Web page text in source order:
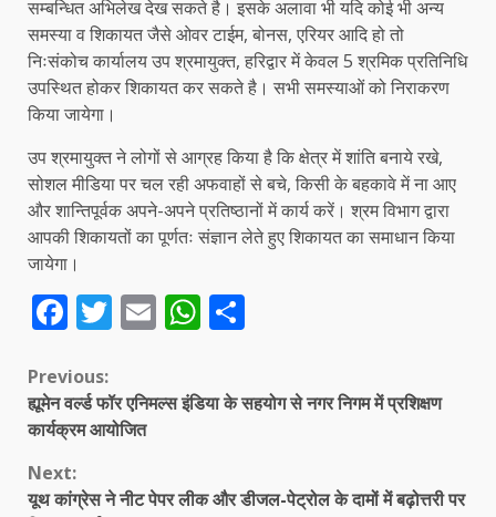
सम्बन्धित अभिलेख देख सकते है। इसके अलावा भी यदि कोई भी अन्य
समस्या व शिकायत जैसे ओवर टाईम, बोनस, एरियर आदि हो तो
निःसंकोच कार्यालय उप श्रमायुक्त, हरिद्वार में केवल 5 श्रमिक प्रतिनिधि
उपस्थित होकर शिकायत कर सकते है। सभी समस्याओं को निराकरण
किया जायेगा।
उप श्रमायुक्त ने लोगों से आग्रह किया है कि क्षेत्र में शांति बनाये रखे,
सोशल मीडिया पर चल रही अफवाहों से बचे, किसी के बहकावे में ना आए
और शान्तिपूर्वक अपने-अपने प्रतिष्ठानों में कार्य करें। श्रम विभाग द्वारा
आपकी शिकायतों का पूर्णतः संज्ञान लेते हुए शिकायत का समाधान किया
जायेगा।
Facebook
Twitter
EmailWhatsApp
Continue
Reading
Previous:
ह्यूमेन वर्ल्ड फॉर एनिमल्स इंडिया के सहयोग से नगर निगम में प्रशिक्षण
कार्यक्रम आयोजित
Next:
यूथ कांग्रेस ने नीट पेपर लीक और डीजल-पेट्रोल के दामों में बढ़ोत्तरी पर